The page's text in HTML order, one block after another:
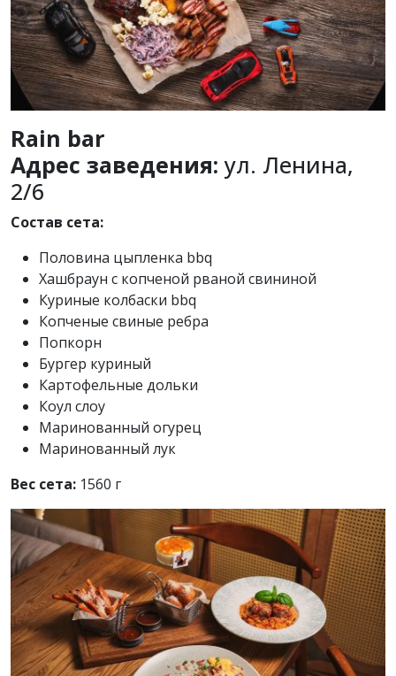
Rain bar
Адрес заведения:ул. Ленина,
2/6
Состав сета:
Половина цыпленка bbq
Хашбраун с копченой рваной свининой
Куриные колбаски bbq
Копченые свиные ребра
Попкорн
Бургер куриный
Картофельные дольки
Коул слоу
Маринованный огурец
Маринованный лук
Вес сета: 1560 г